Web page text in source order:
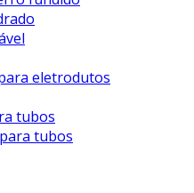
eletrodutos
tubos
tubos